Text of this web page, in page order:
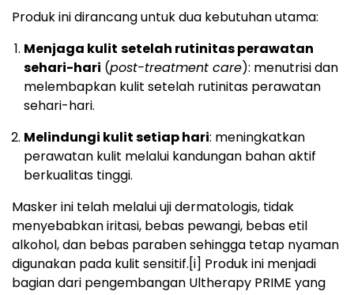
Produk ini dirancang untuk dua kebutuhan utama:
Menjaga kulit setelah rutinitas perawatan
sehari-hari (post-treatment care): menutrisi dan
melembapkan kulit setelah rutinitas perawatan
sehari-hari.
Melindungi kulit setiap hari: meningkatkan
perawatan kulit melalui kandungan bahan aktif
berkualitas tinggi.
Masker ini telah melalui uji dermatologis, tidak
menyebabkan iritasi, bebas pewangi, bebas etil
alkohol, dan bebas paraben sehingga tetap nyaman
digunakan pada kulit sensitif.[i] Produk ini menjadi
bagian dari pengembangan Ultherapy PRIME yang